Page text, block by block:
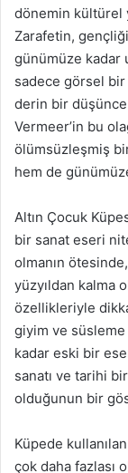
dönemin kültürel
Zarafetin,
günümüze kadar
sadece görsel bir
derin bir düşünce
Vermeer’in bu
ölümsüzleşmiş
hem de
Altın Çocuk
bir sanat eseri
olmanın
yüzyıldan kalma
özellikleriyle
giyim ve süsleme
kadar eski bir
sanatı ve tarihi
olduğunun bir
Küpede
çok daha fazlası